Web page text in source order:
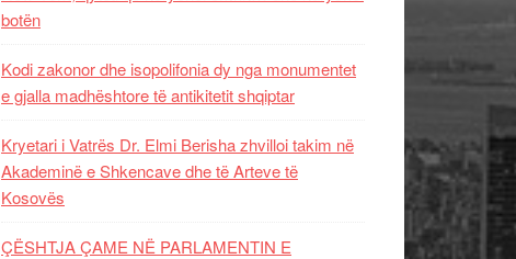
botën
Kodi zakonor dhe isopolifonia dy nga monumentet
e gjalla madhështore të antikitetit shqiptar
Kryetari i Vatrës Dr. Elmi Berisha zhvilloi takim në
Akademinë e Shkencave dhe të Arteve të
Kosovës
ÇËSHTJA ÇAME NË PARLAMENTIN E